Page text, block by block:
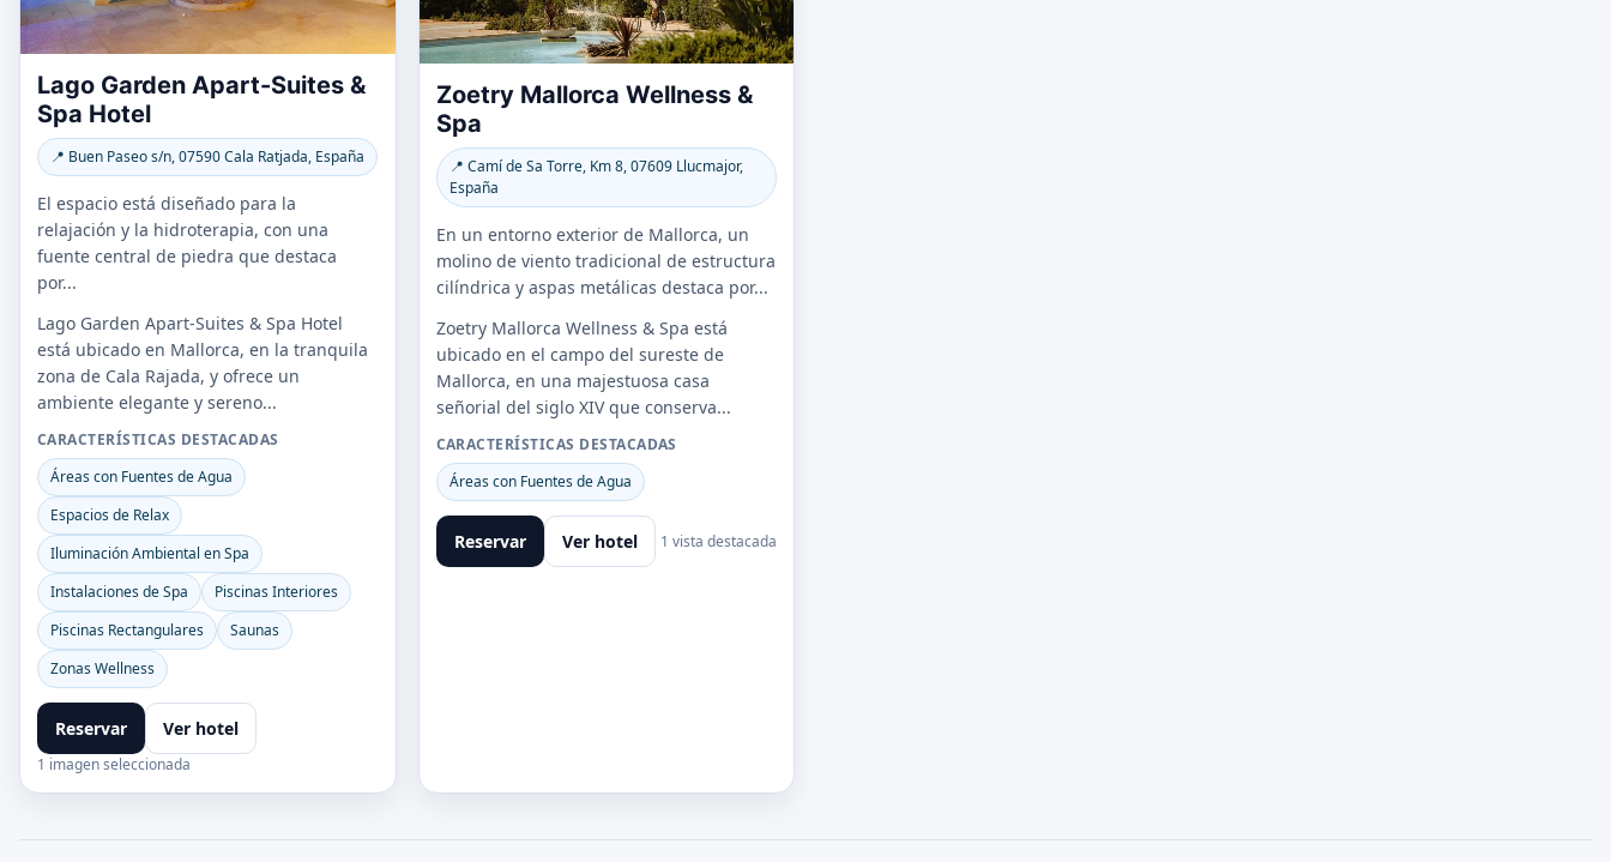
Lago Garden Apart-Suites &
Spa Hotel
📍 Buen Paseo s/n, 07590 Cala Ratjada, España
El espacio está diseñado para la
relajación y la hidroterapia, con una
fuente central de piedra que destaca
por...
Lago Garden Apart-Suites & Spa Hotel
está ubicado en Mallorca, en la tranquila
zona de Cala Rajada, y ofrece un
ambiente elegante y sereno...
CARACTERÍSTICAS DESTACADAS
Áreas con Fuentes de Agua
Espacios de Relax
Iluminación Ambiental en Spa
Instalaciones de Spa
Piscinas Interiores
Piscinas Rectangulares
Saunas
Zonas Wellness
Reservar Ver hotel
1 imagen seleccionada
Zoetry Mallorca Wellness &
Spa
📍 Camí de Sa Torre, Km 8, 07609 Llucmajor,
España
En un entorno exterior de Mallorca, un
molino de viento tradicional de estructura
cilíndrica y aspas metálicas destaca por...
Zoetry Mallorca Wellness & Spa está
ubicado en el campo del sureste de
Mallorca, en una majestuosa casa
señorial del siglo XIV que conserva...
CARACTERÍSTICAS DESTACADAS
Áreas con Fuentes de Agua
Reservar Ver hotel 1 vista destacada